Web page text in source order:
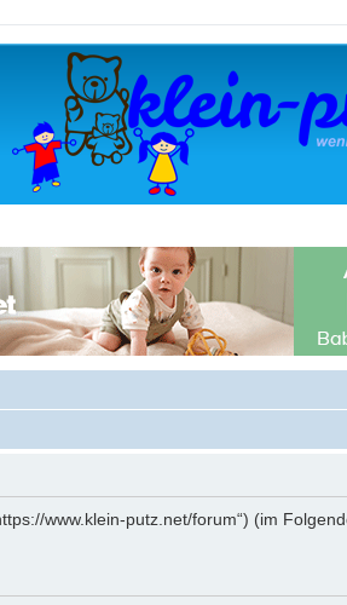
www.klein-putz.net/forum“) (im